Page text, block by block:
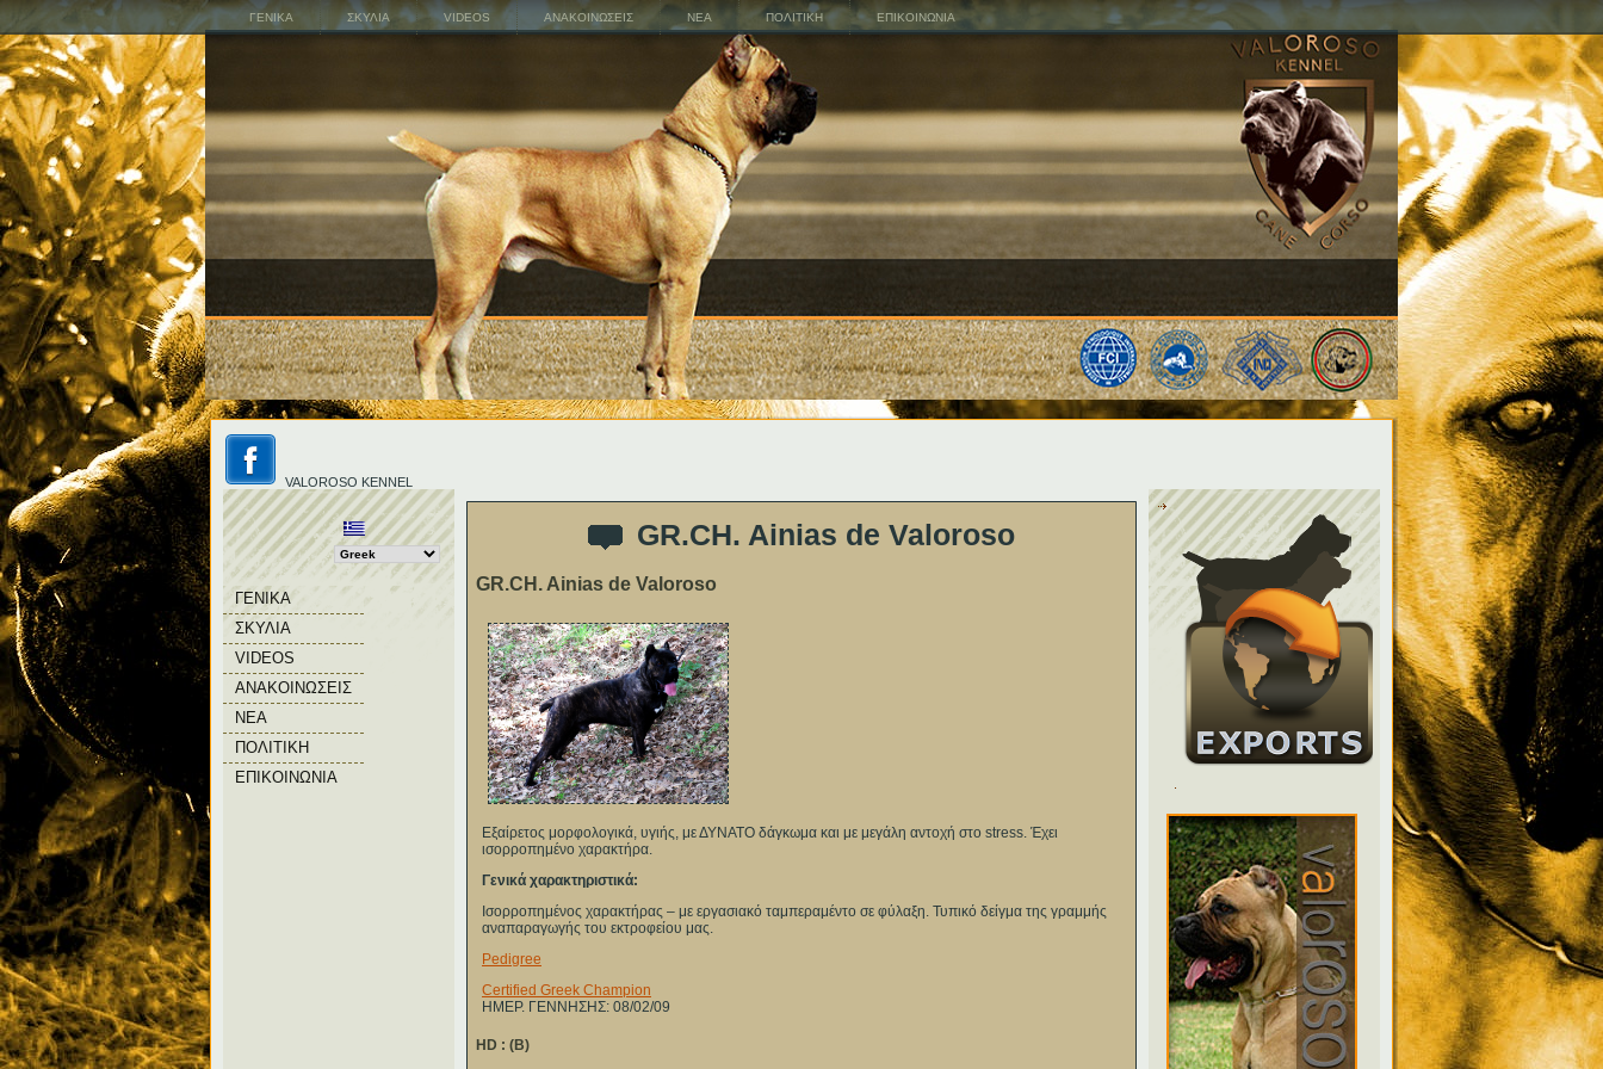
ΓΕΝΙΚΑ ΣΚΥΛΙΑ VIDEOS ΑΝΑΚΟΙΝΩΣΕΙΣ ΝΕΑ ΠΟΛΙΤΙΚΗ ΕΠΙΚΟΙΝΩΝΙΑ
VALOROSO KENNEL
ΓΕΝΙΚΑ
ΣΚΥΛΙΑ
VIDEOS
ΑΝΑΚΟΙΝΩΣΕΙΣ
ΝΕΑ
ΠΟΛΙΤΙΚΗ
ΕΠΙΚΟΙΝΩΝΙΑ
GR.CH. Ainias de Valoroso
GR.CH. Ainias de Valoroso
Εξαίρετος μορφολογικά, υγιής, με ΔΥΝΑΤΟ δάγκωμα και με μεγάλη αντοχή στο stress. Έχει
ισορροπημένο χαρακτήρα.
Γενικά χαρακτηριστικά:
Ισορροπημένος χαρακτήρας – με εργασιακό ταμπεραμέντο σε φύλαξη. Τυπικό δείγμα της γραμμής
αναπαραγωγής του εκτροφείου μας.
Pedigree
Certified Greek Champion
ΗΜΕΡ. ΓΕΝΝΗΣΗΣ: 08/02/09
HD : (B)